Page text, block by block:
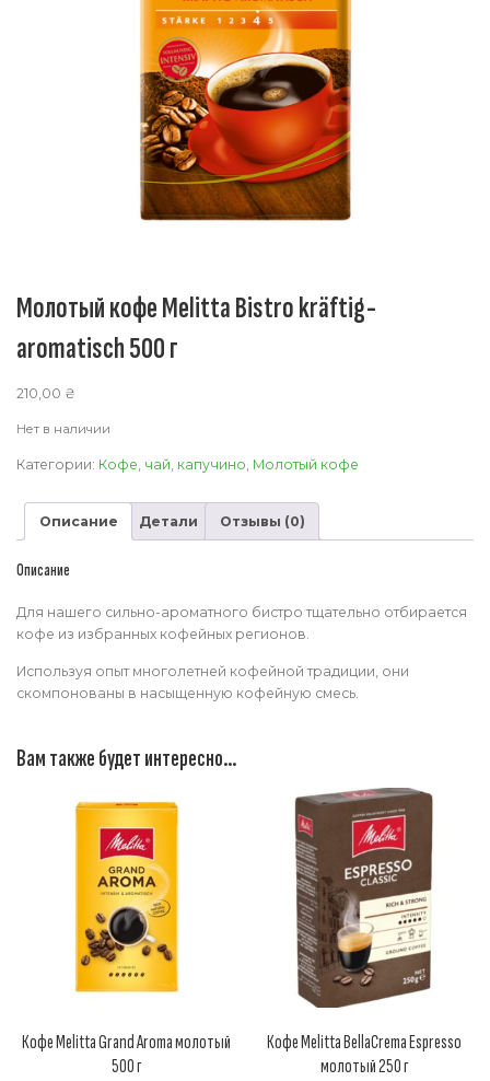
Молотый кофе Melitta Bistro kräftig-
aromatisch 500 г
210,00 ₴
Нет в наличии
Категории: Кофе, чай, капучино Молотый кофе
Описание Детали Отзывы (0)
Описание
Для нашего сильно-ароматного бистро тщательно отбирается
кофе из избранных кофейных регионов.
Используя опыт многолетней кофейной традиции, они
скомпонованы в насыщенную кофейную смесь.
Вам также будет интересно…
Кофе Melitta Grand Aroma молотый
500 г
Кофе Melitta BellaCrema Espresso
молотый 250 г